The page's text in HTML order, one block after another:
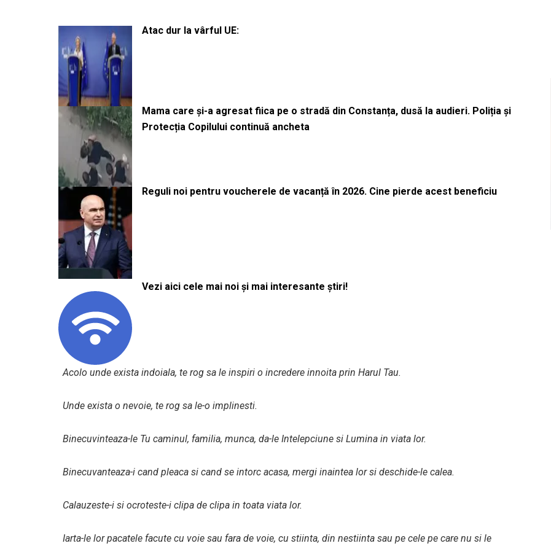
Atac dur la vârful UE:
Mama care și-a agresat fiica pe o stradă din Constanța, dusă la audieri. Poliția și
Protecția Copilului continuă ancheta
Reguli noi pentru voucherele de vacanță în 2026. Cine pierde acest beneficiu
Vezi aici cele mai noi și mai interesante știri!
Acolo unde exista indoiala, te rog sa le inspiri o incredere innoita prin Harul Tau.
Unde exista o nevoie, te rog sa le-o implinesti.
Binecuvinteaza-le Tu caminul, familia, munca, da-le Intelepciune si Lumina in viata lor.
Binecuvanteaza-i cand pleaca si cand se intorc acasa, mergi inaintea lor si deschide-le calea.
Calauzeste-i si ocroteste-i clipa de clipa in toata viata lor.
Iarta-le lor pacatele facute cu voie sau fara de voie, cu stiinta, din nestiinta sau pe cele pe care nu si le